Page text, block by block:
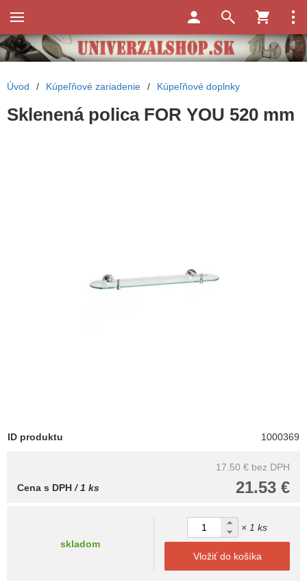
Úvod / Kúpeľňové zariadenie / Kúpeľňové doplnky
Sklenená polica FOR YOU 520 mm
ID produktu 1000369
17.50 € bez DPH
21.53 €
Cena s DPH/ 1 ks
skladom
× 1 ks
Vložiť do košíka